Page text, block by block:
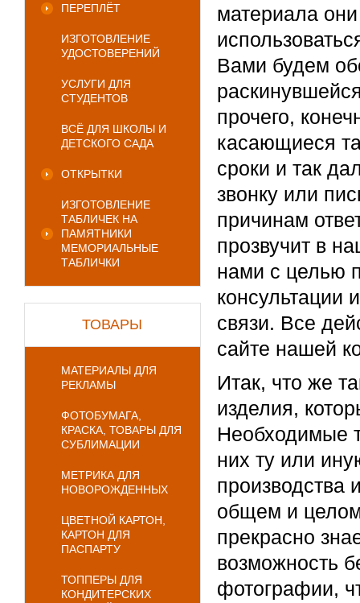
ПЕРЕПЛЁТ
ИЗГОТОВЛЕНИЕ
УДОСТОВЕРЕНИЙ
УСЛУГИ ДЛЯ
СТУДЕНТОВ
ВСЁ ДЛЯ ШКОЛЫ И
ДЕТСКОГО САДА
ОТКРЫТКИ
ИЗГОТОВЛЕНИЕ
ТАБЛИЧЕК НА
ПАМЯТНИКИ
МЕМОРИАЛЬНЫЕ
ТАБЛИЧКИ
ТОВАРЫ
МАТЕРИАЛЫ ДЛЯ
РЕКЛАМЫ
ФОТОБУМАГА,
КРАСКА, ТОВАРЫ ДЛЯ
СУБЛИМАЦИИ
МЕТРИКА ДЛЯ
НОВОРОЖДЕННЫХ
ЦВЕТНОЙ КАРТОН,
КАРТОН ДЛЯ
ПАСПАРТУ
ТОППЕРЫ ДЛЯ
КОНДИТЕРСКИХ
материала
Вами будем
прочего,
касающиеся
сроки и так
звонку или
причинам
прозвучит в
нами с целью
консультации
связи. Все
сайте нашей
Итак, что же
изделия,
Необходимые
них ту или
производства
общем и
прекрасно
возможность
фотографии,